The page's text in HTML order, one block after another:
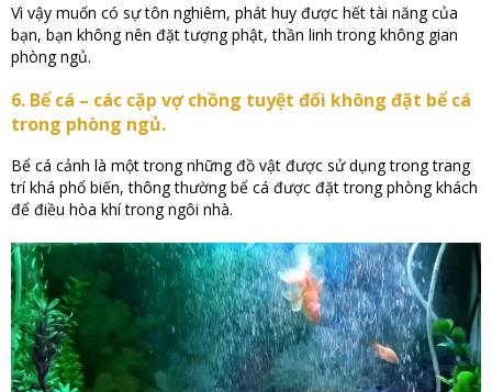
Vì vậy muốn có sự tôn nghiêm, phát huy được hết tài năng của
bạn, bạn không nên đặt tượng phật, thần linh trong không gian
phòng ngủ.
6. Bể cá – các cặp vợ chồng tuyệt đối không đặt bể cá
trong phòng ngủ.
Bể cá cảnh là một trong những đồ vật được sử dụng trong trang
trí khá phổ biến, thông thường bể cá được đặt trong phòng khách
để điều hòa khí trong ngôi nhà.